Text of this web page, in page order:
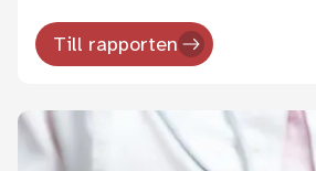
Till rapporten